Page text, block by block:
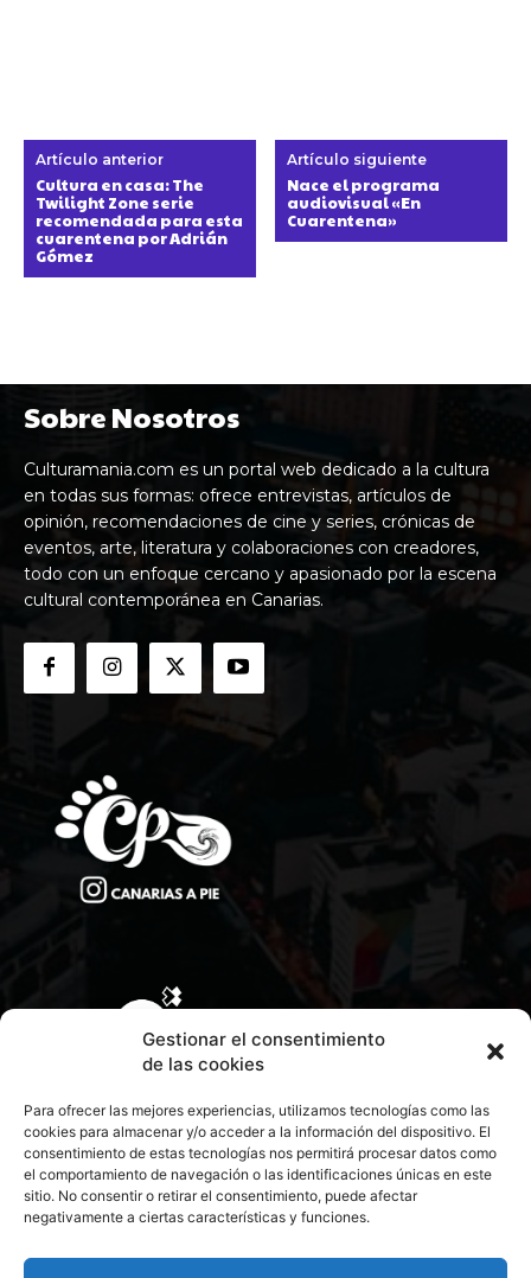
Gestionar el consentimiento
de las cookies
Para ofrecer las mejores experiencias, utilizamos tecnologías como las
cookies para almacenar y/o acceder a la información del dispositivo. El
consentimiento de estas tecnologías nos permitirá procesar datos como
el comportamiento de navegación o las identificaciones únicas en este
sitio. No consentir o retirar el consentimiento, puede afectar
negativamente a ciertas características y funciones.
Artículo anterior
Cultura en casa: The
Twilight Zone serie
recomendada para esta
cuarentena por Adrián
Gómez
Artículo siguiente
Nace el programa
audiovisual «En
Cuarentena»
Sobre Nosotros
Culturamania.com es un portal web dedicado a la cultura
en todas sus formas: ofrece entrevistas, artículos de
opinión, recomendaciones de cine y series, crónicas de
eventos, arte, literatura y colaboraciones con creadores,
todo con un enfoque cercano y apasionado por la escena
cultural contemporánea en Canarias.
CONTACTA CON NOSOTROS